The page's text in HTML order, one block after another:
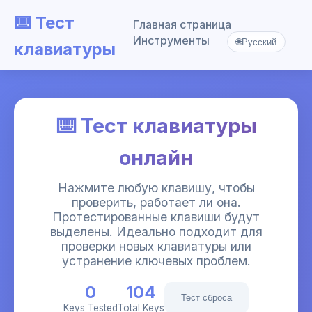
⌨️ Тест
клавиатуры
Главная страница
Инструменты
🌐Русский
⌨️ Тест клавиатуры
онлайн
Нажмите любую клавишу, чтобы
проверить, работает ли она.
Протестированные клавиши будут
выделены. Идеально подходит для
проверки новых клавиатуры или
устранение ключевых проблем.
0
Keys Tested
104
Total Keys
Тест сброса